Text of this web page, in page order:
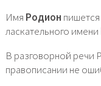
Имя Родион
ласкательного имени
В разговорной речи Р
правописании не